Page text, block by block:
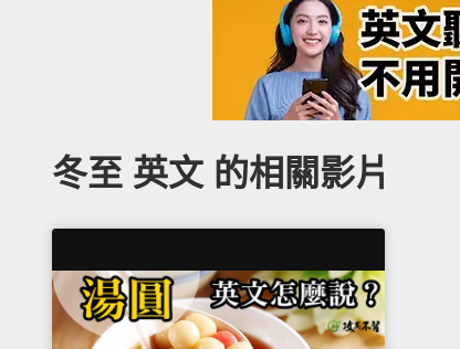
冬至 英文 的相關影片